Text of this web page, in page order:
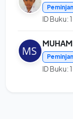
ID Buku:
ID Buku: